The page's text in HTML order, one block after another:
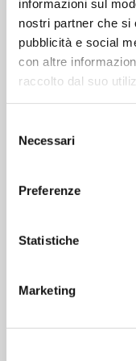
informazioni sul
nostri partner che si
pubblicità e social
con altre
raccolto dal suo
delNecessari
Preferenze
Statistiche
Marketing
Lungo il